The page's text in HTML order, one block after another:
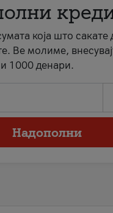
која што сакате
Ве молиме,
1000 денари.
Надополни